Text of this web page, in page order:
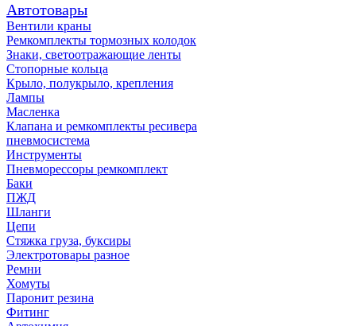
Автотовары
Вентили краны
Ремкомплекты тормозных колодок
Знаки, светоотражающие ленты
Стопорные кольца
Крыло, полукрыло, крепления
Лампы
Масленка
Клапана и ремкомплекты ресивера
пневмосистема
Инструменты
Пневморессоры ремкомплект
Баки
ПЖД
Шланги
Цепи
Стяжка груза, буксиры
Электротовары разное
Ремни
Хомуты
Паронит резина
Фитинг